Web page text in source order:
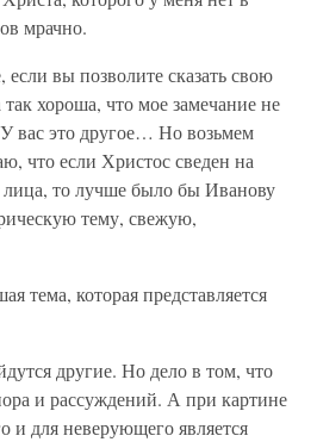
мрачно.
если вы позволите сказать свою
хороша, что мое замечание не
вас это другое… Но возьмем
что если Христос сведен на
лица, то лучше было бы Иванову
тему, свежую,
тема, которая представляется
другие. Но дело в том, что
и рассуждений. А при картине
и для неверующего является